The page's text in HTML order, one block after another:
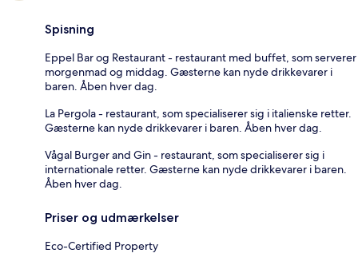
Spisning
Eppel Bar og Restaurant - restaurant med buffet, som serverer
morgenmad og middag. Gæsterne kan nyde drikkevarer i
baren. Åben hver dag.
La Pergola - restaurant, som specialiserer sig i italienske retter.
Gæsterne kan nyde drikkevarer i baren. Åben hver dag.
Vågal Burger and Gin - restaurant, som specialiserer sig i
internationale retter. Gæsterne kan nyde drikkevarer i baren.
Åben hver dag.
Priser og udmærkelser
Eco-Certified Property